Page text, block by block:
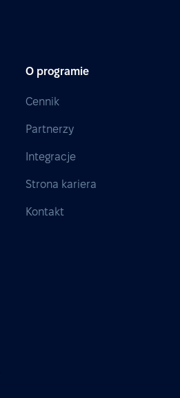
O programie
Cennik
Partnerzy
Integracje
Strona kariera
Kontakt